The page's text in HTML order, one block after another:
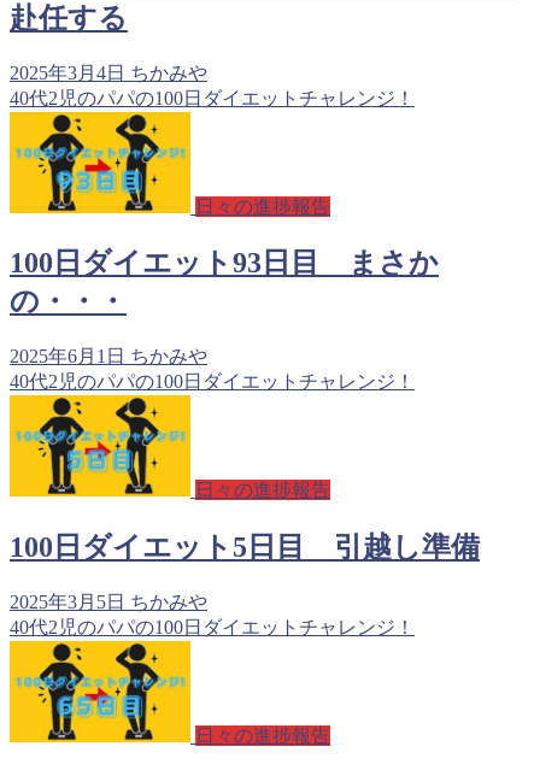
赴任する
2025年3月4日 ちかみや
40代2児のパパの100日ダイエットチャレンジ！
日々の進捗報告
100日ダイエット93日目 まさか
の・・・
2025年6月1日 ちかみや
40代2児のパパの100日ダイエットチャレンジ！
日々の進捗報告
100日ダイエット5日目 引越し準備
2025年3月5日 ちかみや
40代2児のパパの100日ダイエットチャレンジ！
日々の進捗報告